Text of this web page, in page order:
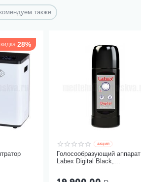
также
28%
AКЦИЯ
Голосообразующий аппарат
Labex Digital Black,